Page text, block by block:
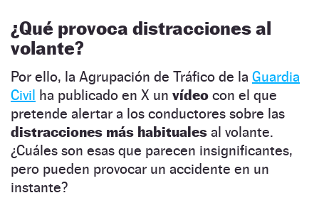
¿Qué provoca distracciones al
volante?
Por ello, la Agrupación de Tráfico de la Guardia
Civil ha publicado en X un vídeo con el que
pretende alertar a los conductores sobre las
distracciones más habituales al volante.
¿Cuáles son esas que parecen insignificantes,
pero pueden provocar un accidente en un
instante?